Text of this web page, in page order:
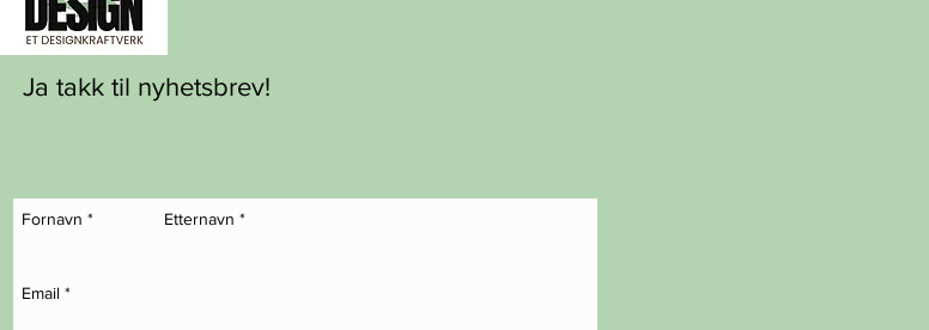
Ja takk til nyhetsbrev!
Fornavn * Etternavn *
Email *